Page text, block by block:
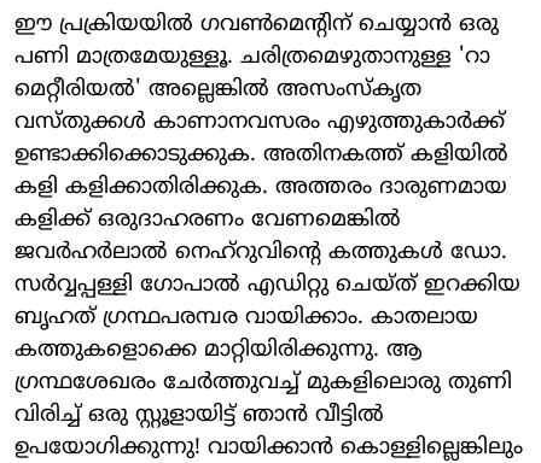
ഈ പ്രക്രിയയില്‍ ഗവണ്‍മെന്റിന് ചെയ്യാന്‍ ഒരു
പണി മാത്രമേയുള്ളൂ. ചരിത്രമെഴുതാനുള്ള 'റാ
മെറ്റീരിയല്‍' അല്ലെങ്കില്‍ അസംസ്‌കൃത
വസ്തുക്കള്‍ കാണാനവസരം എഴുത്തുകാര്‍ക്ക്
ഉണ്ടാക്കിക്കൊടുക്കുക. അതിനകത്ത് കളിയില്‍
കളി കളിക്കാതിരിക്കുക. അത്തരം ദാരുണമായ
കളിക്ക് ഒരുദാഹരണം വേണമെങ്കില്‍
ജവര്‍ഹര്‍ലാല്‍ നെഹ്‌റുവിന്റെ കത്തുകള്‍ ഡോ.
സര്‍വ്വപ്പള്ളി ഗോപാല്‍ എഡിറ്റു ചെയ്ത് ഇറക്കിയ
ബൃഹത് ഗ്രന്ഥപരമ്പര വായിക്കാം. കാതലായ
കത്തുകളൊക്കെ മാറ്റിയിരിക്കുന്നു. ആ
ഗ്രന്ഥശേഖരം ചേര്‍ത്തുവച്ച് മുകളിലൊരു തുണി
വിരിച്ച് ഒരു സ്റ്റൂളായിട്ട് ഞാന്‍ വീട്ടില്‍
ഉപയോഗിക്കുന്നു! വായിക്കാന്‍ കൊള്ളില്ലെങ്കിലും